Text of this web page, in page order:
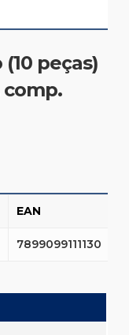
peças)
comp.
EAN
7899099111130